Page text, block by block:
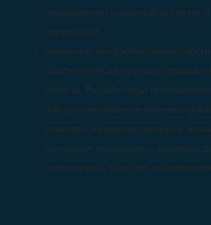
продвижению в социальных сетях и
репутацией.
Компании, предоставляющие
обеспечение для учета и
мебели: Разработчики
для автоматизации учета
заказами, производственными
аспектами мебельного
использовать базу для продвижения